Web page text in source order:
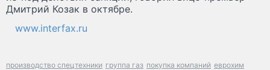
Дмитрий Козак в октябре.
www.interfax.ru
производство спецтехники группа газ покупка компаний еврохим